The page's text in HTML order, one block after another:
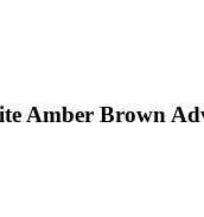
Amber Brown